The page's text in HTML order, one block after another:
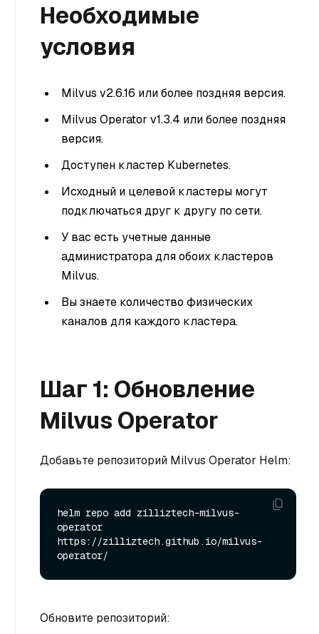
Необходимые
условия
Milvus v2.6.16 или более поздняя версия.
Milvus Operator v1.3.4 или более поздняя
версия.
Доступен кластер Kubernetes.
Исходный и целевой кластеры могут
подключаться друг к другу по сети.
У вас есть учетные данные
администратора для обоих кластеров
Milvus.
Вы знаете количество физических
каналов для каждого кластера.
Шаг 1: Обновление
Milvus Operator
Добавьте репозиторий Milvus Operator Helm:
helm repo add zilliztech-milvus-
operator
https://zilliztech.github.io/milvus-
Обновите репозиторий: